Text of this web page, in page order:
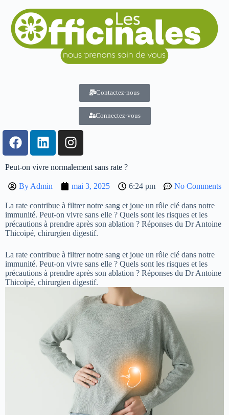
Contactez-nous
Connectez-vous
Peut-on vivre normalement sans rate ?
ByAdmin mai 3, 2025 6:24 pm No Comments
La rate contribue à filtrer notre sang et joue un rôle clé dans notre
immunité. Peut-on vivre sans elle ? Quels sont les risques et les
précautions à prendre après son ablation ? Réponses du Dr Antoine
Thicoïpé, chirurgien digestif.
La rate contribue à filtrer notre sang et joue un rôle clé dans notre
immunité. Peut-on vivre sans elle ? Quels sont les risques et les
précautions à prendre après son ablation ? Réponses du Dr Antoine
Thicoïpé, chirurgien digestif.